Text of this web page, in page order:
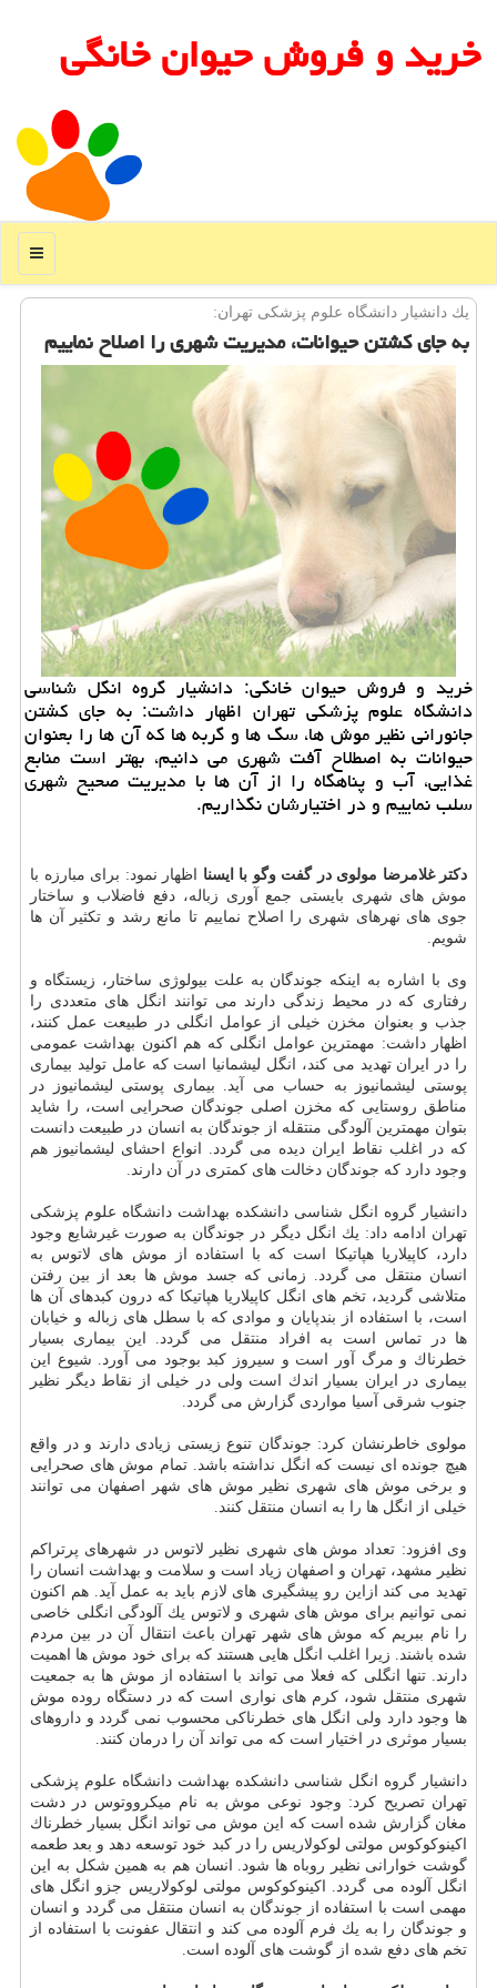
خرید و فروش حیوان خانگی
منو
یك دانشیار دانشگاه علوم پزشكی تهران:
به جای كشتن حیوانات، مدیریت شهری را اصلاح نماییم
خرید و فروش حیوان خانگی: دانشیار گروه انگل شناسی
دانشگاه علوم پزشكی تهران اظهار داشت: به جای كشتن
جانورانی نظیر موش ها، سگ ها و گربه ها كه آن ها را بعنوان
حیوانات به اصطلاح آفت شهری می دانیم، بهتر است منابع
غذایی، آب و پناهگاه را از آن ها با مدیریت صحیح شهری
سلب نماییم و در اختیارشان نگذاریم.
دكتر غلامرضا مولوی در گفت وگو با ایسنا اظهار نمود: برای مبارزه با
موش های شهری بایستی جمع آوری زباله، دفع فاضلاب و ساختار
جوی های نهرهای شهری را اصلاح نماییم تا مانع رشد و تكثیر آن ها
شویم.
وی با اشاره به اینكه جوندگان به علت بیولوژی ساختار، زیستگاه و
رفتاری كه در محیط زندگی دارند می توانند انگل های متعددی را
جذب و بعنوان مخزن خیلی از عوامل انگلی در طبیعت عمل كنند،
اظهار داشت: مهمترین عوامل انگلی كه هم اكنون بهداشت عمومی
را در ایران تهدید می كند، انگل لیشمانیا است كه عامل تولید بیماری
پوستی لیشمانیوز به حساب می آید. بیماری پوستی لیشمانیوز در
مناطق روستایی كه مخزن اصلی جوندگان صحرایی است، را شاید
بتوان مهمترین آلودگی منتقله از جوندگان به انسان در طبیعت دانست
كه در اغلب نقاط ایران دیده می گردد. انواع احشای لیشمانیوز هم
وجود دارد كه جوندگان دخالت های كمتری در آن دارند.
دانشیار گروه انگل شناسی دانشكده بهداشت دانشگاه علوم پزشكی
تهران ادامه داد: یك انگل دیگر در جوندگان به صورت غیرشایع وجود
دارد، كاپیلاریا هپاتیكا است كه با استفاده از موش های لاتوس به
انسان منتقل می گردد. زمانی كه جسد موش ها بعد از بین رفتن
متلاشی گردید، تخم های انگل كاپیلاریا هپاتیكا كه درون كبدهای آن ها
است، با استفاده از بندپایان و موادی كه با سطل های زباله و خیابان
ها در تماس است به افراد منتقل می گردد. این بیماری بسیار
خطرناك و مرگ آور است و سیروز كبد بوجود می آورد. شیوع این
بیماری در ایران بسیار اندك است ولی در خیلی از نقاط دیگر نظیر
جنوب شرقی آسیا مواردی گزارش می گردد.
مولوی خاطرنشان كرد: جوندگان تنوع زیستی زیادی دارند و در واقع
هیچ جونده ای نیست كه انگل نداشته باشد. تمام موش های صحرایی
و برخی موش های شهری نظیر موش های شهر اصفهان می توانند
خیلی از انگل ها را به انسان منتقل كنند.
وی افزود: تعداد موش های شهری نظیر لاتوس در شهرهای پرتراكم
نظیر مشهد، تهران و اصفهان زیاد است و سلامت و بهداشت انسان را
تهدید می كند ازاین رو پیشگیری های لازم باید به عمل آید. هم اكنون
نمی توانیم برای موش های شهری و لاتوس یك آلودگی انگلی خاصی
را نام ببریم كه موش های شهر تهران باعث انتقال آن در بین مردم
شده باشند. زیرا اغلب انگل هایی هستند كه برای خود موش ها اهمیت
دارند. تنها انگلی كه فعلا می تواند با استفاده از موش ها به جمعیت
شهری منتقل شود، كرم های نواری است كه در دستگاه روده موش
ها وجود دارد ولی انگل های خطرناكی محسوب نمی گردد و داروهای
بسیار موثری در اختیار است كه می تواند آن را درمان كنند.
دانشیار گروه انگل شناسی دانشكده بهداشت دانشگاه علوم پزشكی
تهران تصریح كرد: وجود نوعی موش به نام میكرووﺗﻮس در دشت
مغان گزارش شده است كه این موش می تواند انگل بسیار خطرناك
اكینوكوكوس مولتی لوكولاریس را در كبد خود توسعه دهد و بعد طعمه
گوشت خوارانی نظیر روباه ها شود. انسان هم به همین شكل به این
انگل آلوده می گردد. اكینوكوكوس مولتی لوكولاریس جزو انگل های
مهمی است با استفاده از جوندگان به انسان منتقل می گردد و انسان
و جوندگان را به یك فرم آلوده می كند و انتقال عفونت با استفاده از
تخم های دفع شده از گوشت های آلوده است.